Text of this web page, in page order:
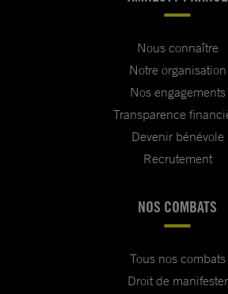
Nous connaître
Notre organisation
Nos engagements
Transparence
Devenir bénévole
Recrutement
NOS COMBATS
Tous nos combats
Droit de manifester